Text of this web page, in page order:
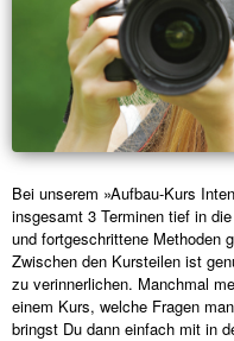
Bei unserem »Aufbau-Kurs
insgesamt 3 Terminen tief in
und fortgeschrittene Methoden
Zwischen den Kursteilen ist
zu verinnerlichen. Manchmal
einem Kurs, welche Fragen
bringst Du dann einfach mit in